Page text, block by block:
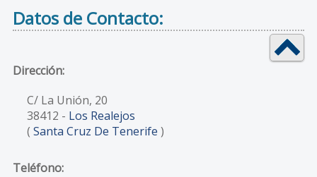
Datos de Contacto:
Dirección:
C/ La Unión, 20
38412 - Los Realejos
( Santa Cruz De Tenerife )
Teléfono: